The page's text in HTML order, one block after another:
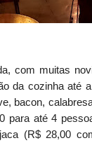
com muitas
da cozinha até
bacon,
para até 4
(R$ 28,00